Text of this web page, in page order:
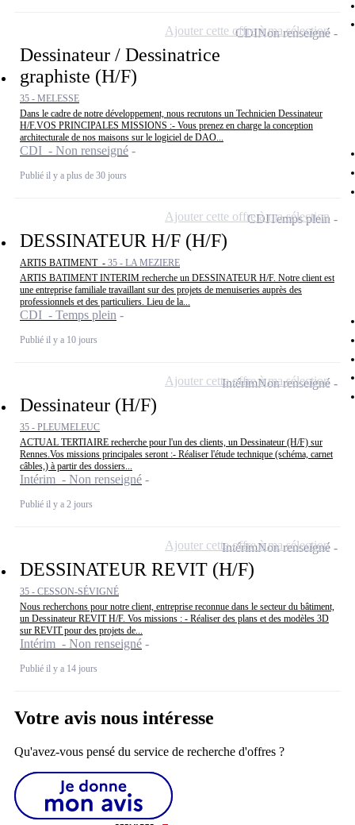
Dessinateur / Dessinatrice
graphiste (H/F)
35 - MELESSE
Dans le cadre de notre développement, nous recrutons un Technicien Dessinateur
H/F.VOS PRINCIPALES MISSIONS :- Vous prenez en charge la conception
architecturale de nos maisons sur le logiciel de DAO...
CDI - Non renseigné
Publié il y a plus de 30 jours
CDINon renseigné
Ajouter cette offre à ma sélection
DESSINATEUR H/F (H/F)
ARTIS BATIMENT - 35 - LA MEZIERE
ARTIS BATIMENT INTERIM recherche un DESSINATEUR H/F. Notre client est
une entreprise familiale travaillant sur des projets de menuiseries auprès des
professionnels et des particuliers. Lieu de la...
CDI - Temps plein
Publié il y a 10 jours
CDITemps plein
Ajouter cette offre à ma sélection
Dessinateur (H/F)
35 - PLEUMELEUC
ACTUAL TERTIAIRE recherche pour l'un des clients, un Dessinateur (H/F) sur
Rennes.Vos missions principales seront :- Réaliser l'étude technique (schéma, carnet
câbles,) à partir des dossiers...
Intérim - Non renseigné
Publié il y a 2 jours
IntérimNon renseigné
Ajouter cette offre à ma sélection
DESSINATEUR REVIT (H/F)
35 - CESSON-SÉVIGNÉ
Nous recherchons pour notre client, entreprise reconnue dans le secteur du bâtiment,
un Dessinateur REVIT H/F. Vos missions : - Réaliser des plans et des modèles 3D
sur REVIT pour des projets de...
Intérim - Non renseigné
Publié il y a 14 jours
IntérimNon renseigné
Ajouter cette offre à ma sélection
Votre avis nous intéresse
Qu'avez-vous pensé du service de recherche d'offres ?